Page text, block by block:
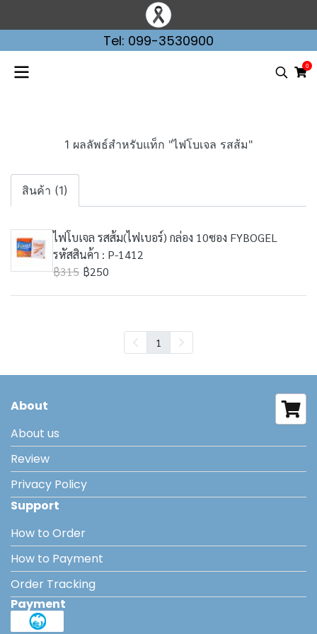
Tel: 099-3530900
0
1 ผลลัพธ์สำหรับแท็ก "ไฟโบเจล รสส้ม"
สินค้า (1)
ไฟโบเจล รสส้ม(ไฟเบอร์) กล่อง 10ซอง FYBOGEL
รหัสสินค้า : P-1412
฿315 ฿250
1
About
About us
Review
Privacy Policy
Support
How to Order
How to Payment
Order Tracking
Payment